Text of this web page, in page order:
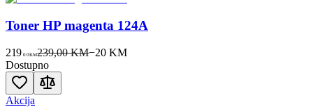
Toner HP magenta 124A
219 00KM239,00 KM−20 KM
Dostupno
Akcija